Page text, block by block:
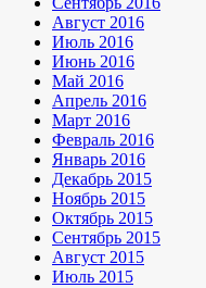
Август 2016
Июль 2016
Июнь 2016
Май 2016
Апрель 2016
Март 2016
Февраль 2016
Январь 2016
Декабрь 2015
Ноябрь 2015
Октябрь 2015
Сентябрь 2015
Август 2015
Июль 2015